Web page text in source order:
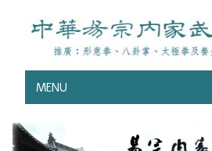
MENU